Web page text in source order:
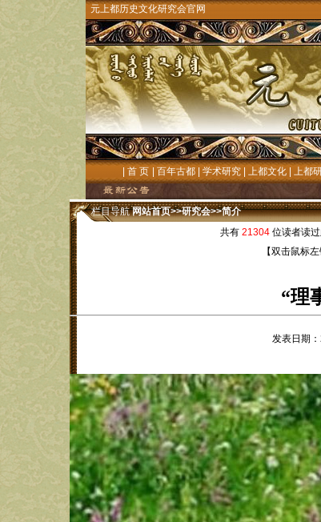
元上都历史文化研究会官网
首 页 百年古都 学术研究 上都文化 上都
栏目导航 网站首页>>研究会>>简介
共有 21304位读者读
【双击鼠标
“理
发表日期